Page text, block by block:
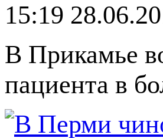
15:19
В Прикамье
пациента в